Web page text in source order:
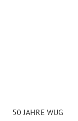
50 JAHRE WUG